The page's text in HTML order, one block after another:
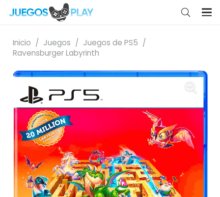
Inicio / Juegos / Juegos de PS5 /
Ravensburger Labyrinth